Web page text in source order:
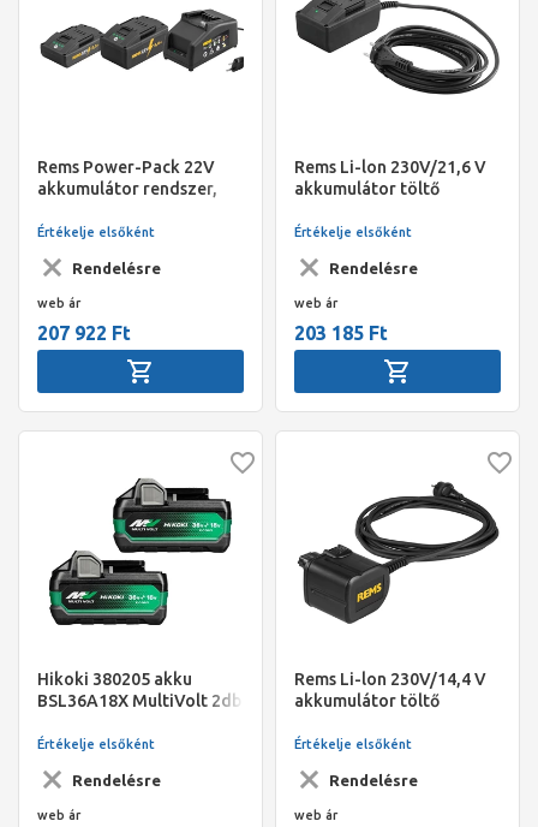
Rems Power-Pack 22V
akkumulátor rendszer,
230V,90W
Rendelésre
Értékelje elsőként
web ár
207 922 Ft
Rems Li-lon 230V/21,6 V
akkumulátor töltő
Rendelésre
Értékelje elsőként
web ár
203 185 Ft
Hikoki 380205 akku
BSL36A18X MultiVolt 2db
Rendelésre
Értékelje elsőként
web ár
Rems Li-lon 230V/14,4 V
akkumulátor töltő
Rendelésre
Értékelje elsőként
web ár